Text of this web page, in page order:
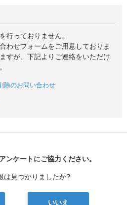
行っておりません。
わせフォームをご用意しておりま
すが、下記よりご連絡をいただけ
除のお問い合わせ
ンケートにご協力ください。
は見つかりましたか?
いいえ